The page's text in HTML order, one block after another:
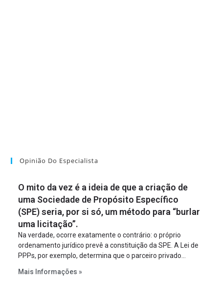
Opinião Do Especialista
O mito da vez é a ideia de que a criação de
uma Sociedade de Propósito Específico
(SPE) seria, por si só, um método para “burlar
uma licitação”.
Na verdade, ocorre exatamente o contrário: o próprio
ordenamento jurídico prevê a constituição da SPE. A Lei de
PPPs, por exemplo, determina que o parceiro privado
empreendimento. Ou seja, a suposta “fraude à licitação” é
Mais Informações »